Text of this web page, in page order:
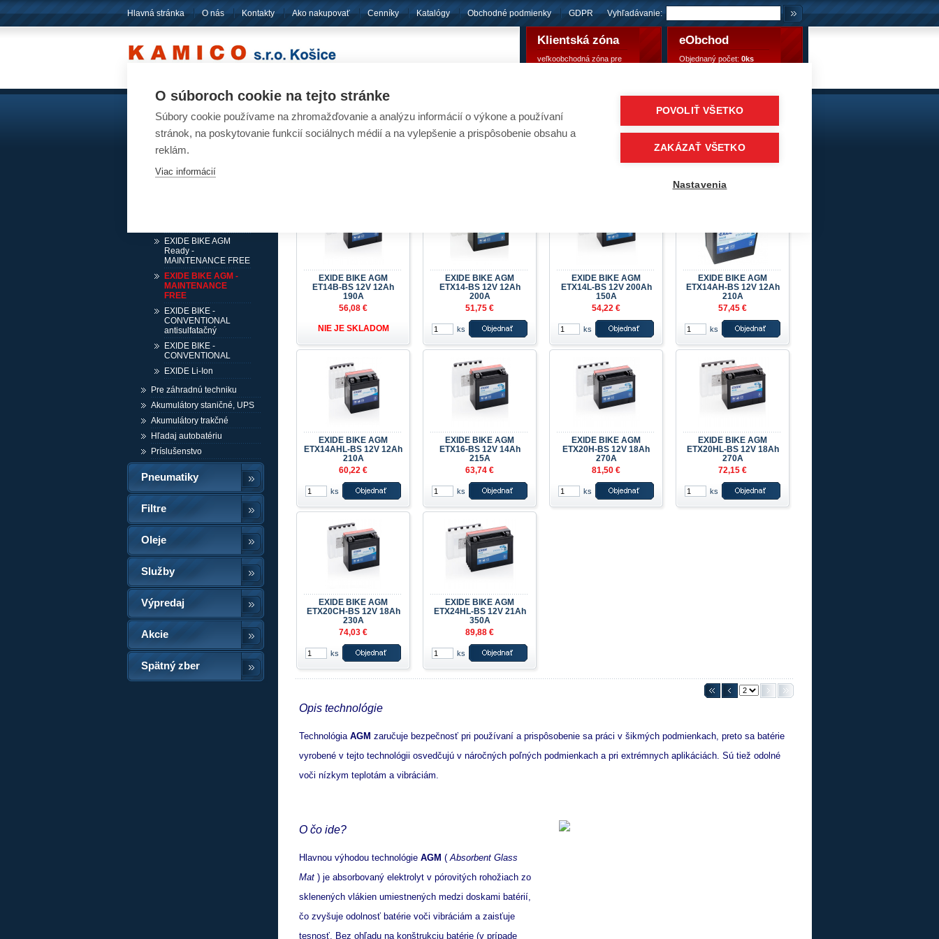
Hlavná stránka O nás Kontakty Ako nakupovať Cenníky Katalógy Obchodné podmienky GDPR Vyhľadávanie:
eObchod
Objednaný počet: 0ks
Klientská zóna
veľkoobchodná zóna pre
Akumulátory
Pre osobné automobily
Pre karavany, lode, stroje
EXIDE BIKE AGM
Ready -
MAINTENANCE FREE
EXIDE BIKE AGM -
MAINTENANCE
FREE
EXIDE BIKE -
CONVENTIONAL
antisulfatačný
EXIDE BIKE -
CONVENTIONAL
EXIDE Li-Ion
Pre záhradnú techniku
Akumulátory staničné, UPS
Akumulátory trakčné
Hľadaj autobatériu
Príslušenstvo
Pneumatiky
Filtre
Oleje
Služby
Výpredaj
Akcie
Spätný zber
Akumulátory - EXIDE BIKE AGM - MAINTENANCE FREE
Nachádzate sa: Akumulátory EXIDE BIKE AGM - MAINTENANCE FREE
EXIDE BIKE AGM
ET14B-BS 12V 12Ah
190A
56,08 €
NIE JE SKLADOM
EXIDE BIKE AGM
ETX14-BS 12V 12Ah
200A
51,75 €
ks
EXIDE BIKE AGM
ETX14L-BS 12V 200Ah
150A
54,22 €
ks
EXIDE BIKE AGM
ETX14AH-BS 12V 12Ah
210A
57,45 €
ks
EXIDE BIKE AGM
ETX14AHL-BS 12V 12Ah
210A
60,22 €
ks
EXIDE BIKE AGM
ETX16-BS 12V 14Ah
215A
63,74 €
ks
EXIDE BIKE AGM
ETX20H-BS 12V 18Ah
270A
81,50 €
ks
EXIDE BIKE AGM
ETX20HL-BS 12V 18Ah
270A
72,15 €
ks
EXIDE BIKE AGM
ETX20CH-BS 12V 18Ah
230A
74,03 €
ks
EXIDE BIKE AGM
ETX24HL-BS 12V 21Ah
350A
89,88 €
ks
Opis technológie
Technológia AGM zaručuje bezpečnosť pri používaní a prispôsobenie sa práci v šikmých podmienkach, preto sa batérie
vyrobené v tejto technológii osvedčujú v náročných poľných podmienkach a pri extrémnych aplikáciách. Sú tiež odolné
voči nízkym teplotám a vibráciám.
O čo ide?
Hlavnou výhodou technológie AGM (Absorbent Glass
Mat ) je absorbovaný elektrolyt v pórovitých rohožiach zo
sklenených vlákien umiestnených medzi doskami batérií,
čo zvyšuje odolnosť batérie voči vibráciám a zaisťuje
tesnosť. Bez ohľadu na konštrukciu batérie (v prípade
O súboroch cookie na tejto stránke
Súbory cookie používame na zhromažďovanie a analýzu informácií o výkone a používaní
stránok, na poskytovanie funkcií sociálnych médií a na vylepšenie a prispôsobenie obsahu a
reklám.
Viac informácií
POVOLIŤ VŠETKO
ZAKÁZAŤ VŠETKO
Nastavenia